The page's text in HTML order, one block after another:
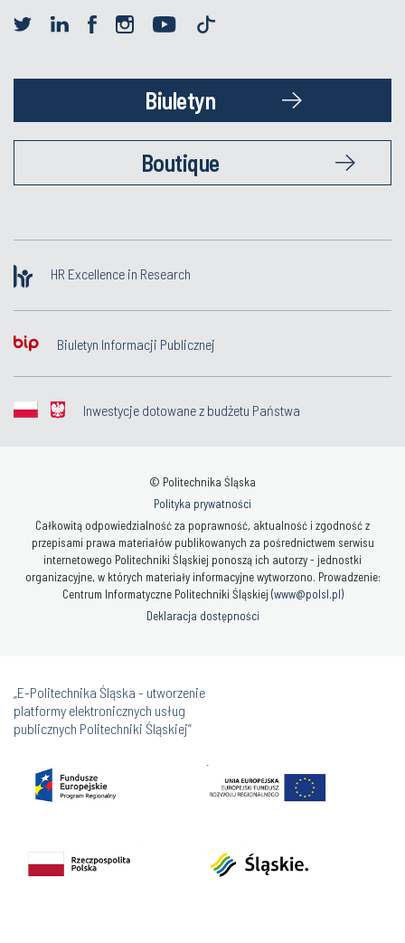
Biuletyn
Boutique
HR Excellence in Research
Biuletyn Informacji Publicznej
Inwestycje dotowane z budżetu Państwa
© Politechnika Śląska
Polityka prywatności
Całkowitą odpowiedzialność za poprawność, aktualność i zgodność z
przepisami prawa materiałów publikowanych za pośrednictwem serwisu
internetowego Politechniki Śląskiej ponoszą ich autorzy - jednostki
organizacyjne, w których materiały informacyjne wytworzono. Prowadzenie:
Centrum Informatyczne Politechniki Śląskiej (www@polsl.pl)
Deklaracja dostępności
„E-Politechnika Śląska - utworzenie
platformy elektronicznych usług
publicznych Politechniki Śląskiej”